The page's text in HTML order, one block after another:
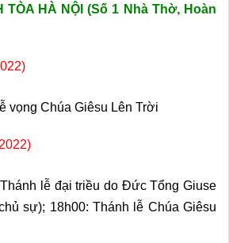
TÒA HÀ NỘI (Số 1 Nhà Thờ, Hoàn
vọng Chúa Giêsu Lên Trời
lễ đại triều do Đức Tổng Giuse
sự); 18h00: Thánh lễ Chúa Giêsu